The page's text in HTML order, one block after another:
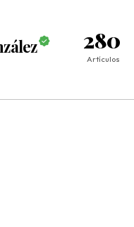
280
Artículos